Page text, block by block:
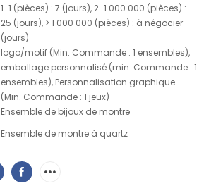
1-1 (pièces) : 7 (jours), 2-1 000 000 (pièces) :
25 (jours), > 1 000 000 (pièces) : à négocier
(jours)
logo/motif (Min. Commande : 1 ensembles),
emballage personnalisé (min. Commande : 1
ensembles), Personnalisation graphique
(Min. Commande : 1 jeux)
Ensemble de bijoux de montre
Ensemble de montre à quartz